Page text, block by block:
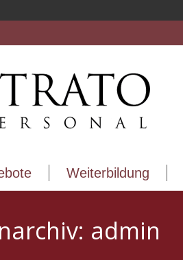
Weiterbildung
admin
Weiterbildung